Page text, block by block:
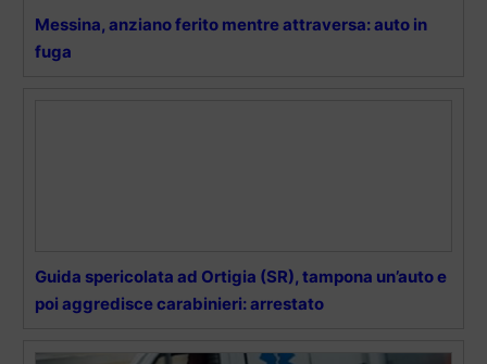
Messina, anziano ferito mentre attraversa: auto in
fuga
Guida spericolata ad Ortigia (SR), tampona un’auto e
poi aggredisce carabinieri: arrestato